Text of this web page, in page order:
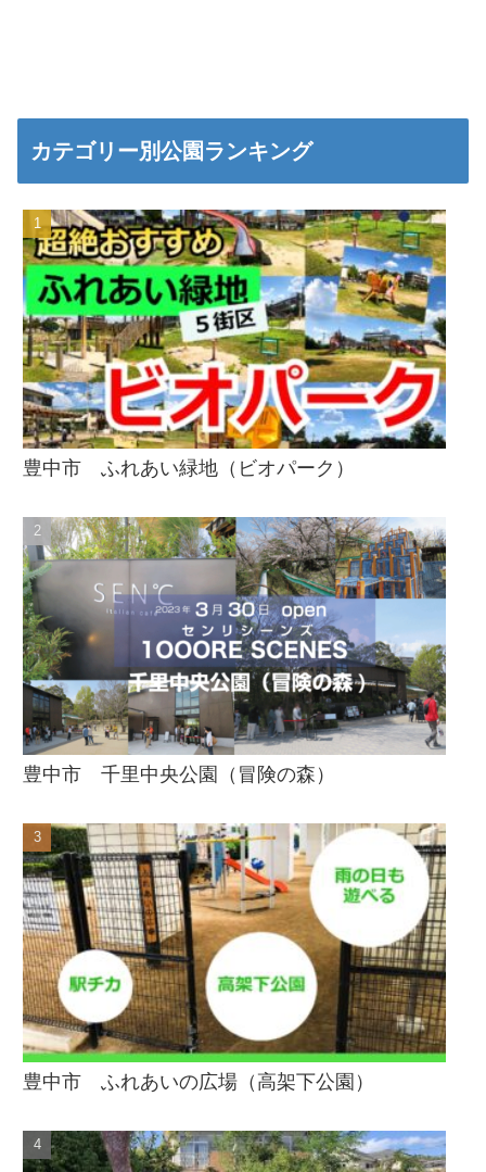
カテゴリー別公園ランキング
豊中市 ふれあい緑地（ビオパーク）
豊中市 千里中央公園（冒険の森）
豊中市 ふれあいの広場（高架下公園）